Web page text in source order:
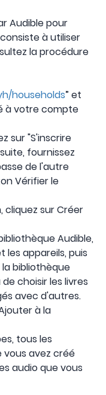
Audible pour
à utiliser
la procédure
households” et
à votre compte
sur "S'inscrire
fournissez
de l'autre
Vérifier le
cliquez sur Créer
Audible,
les appareils, puis
bibliothèque
choisir les livres
avec d'autres.
à la
tous les
vous avez créé
audio que vous